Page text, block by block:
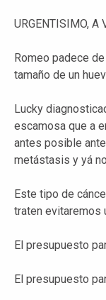
URGENTISIMO, A
Romeo padece
tamaño de un
Lucky
escamosa que a
antes posible
metástasis y yá
Este tipo de
traten evitaremos
El presupuesto
El presupuesto